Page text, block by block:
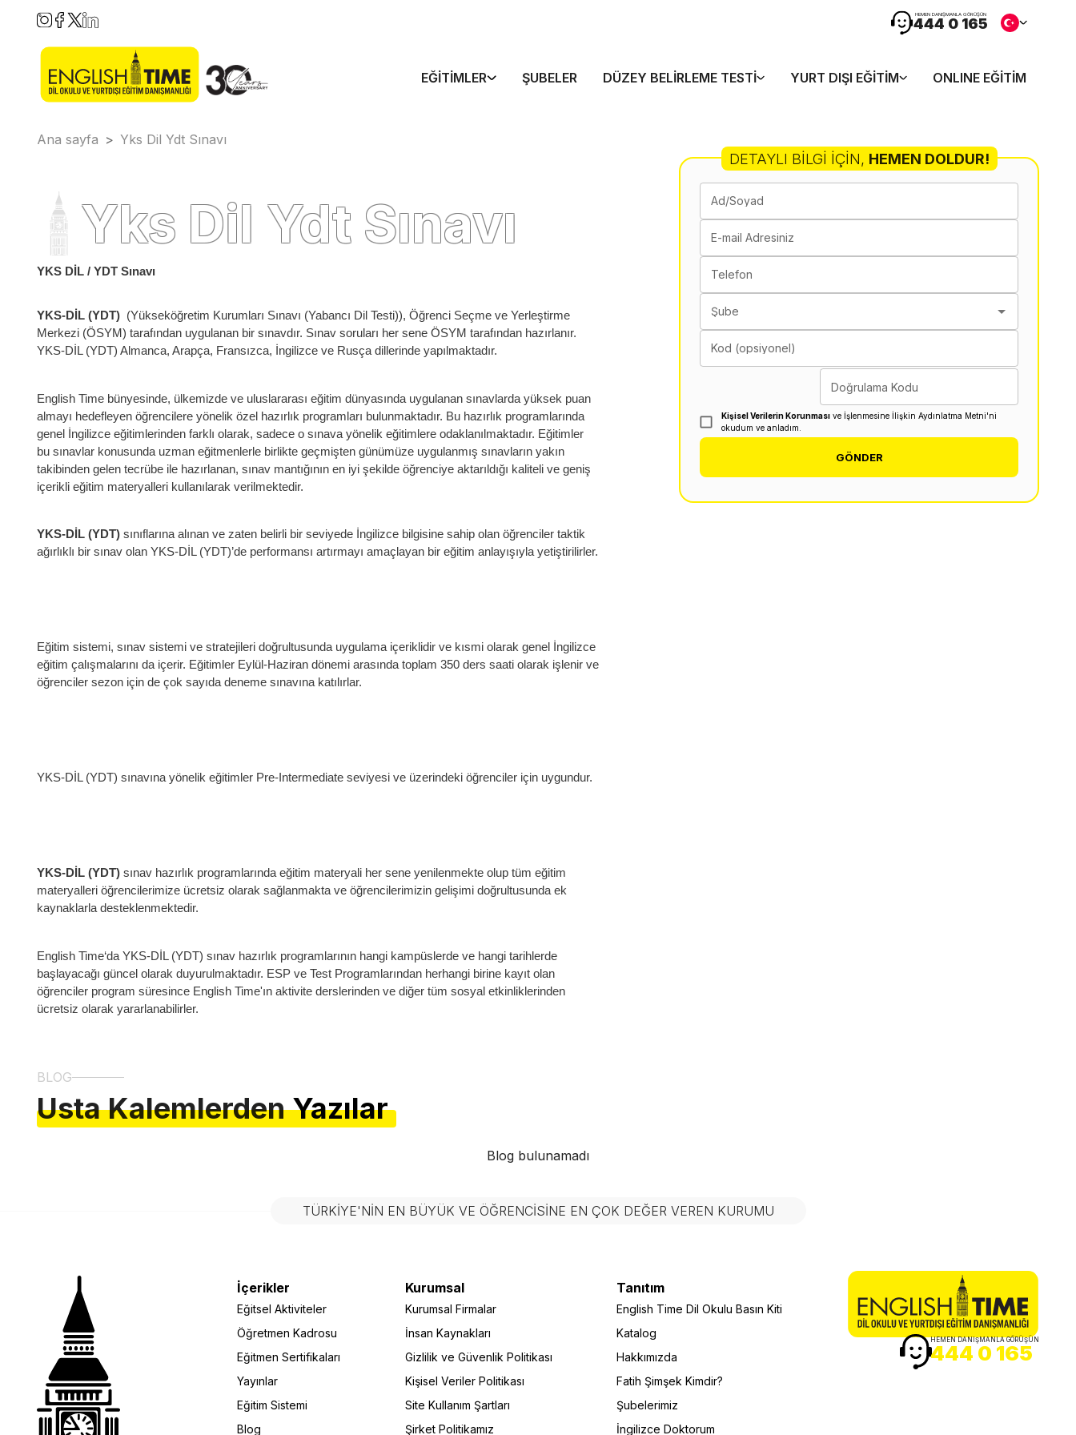
HEMEN DANIŞMANLA GÖRÜŞÜN
444 0 165
EĞITIMLER ŞUBELER DÜZEY BELIRLEME TESTI YURT DIŞI EĞITIM ONLINE EĞITIM
Ana sayfa > Yks Dil Ydt Sınavı
Yks Dil Ydt Sınavı
YKS DİL / YDT Sınavı
YKS-DİL (YDT) (Yükseköğretim Kurumları Sınavı (Yabancı Dil Testi)), Öğrenci Seçme ve Yerleştirme
Merkezi (ÖSYM) tarafından uygulanan bir sınavdır. Sınav soruları her sene ÖSYM tarafından hazırlanır.
YKS-DİL (YDT) Almanca, Arapça, Fransızca, İngilizce ve Rusça dillerinde yapılmaktadır.
English Time bünyesinde, ülkemizde ve uluslararası eğitim dünyasında uygulanan sınavlarda yüksek puan
almayı hedefleyen öğrencilere yönelik özel hazırlık programları bulunmaktadır. Bu hazırlık programlarında
genel İngilizce eğitimlerinden farklı olarak, sadece o sınava yönelik eğitimlere odaklanılmaktadır. Eğitimler
bu sınavlar konusunda uzman eğitmenlerle birlikte geçmişten günümüze uygulanmış sınavların yakın
takibinden gelen tecrübe ile hazırlanan, sınav mantığının en iyi şekilde öğrenciye aktarıldığı kaliteli ve geniş
içerikli eğitim materyalleri kullanılarak verilmektedir.
YKS-DİL (YDT) sınıflarına alınan ve zaten belirli bir seviyede İngilizce bilgisine sahip olan öğrenciler taktik
ağırlıklı bir sınav olan YKS-DİL (YDT)’de performansı artırmayı amaçlayan bir eğitim anlayışıyla yetiştirilirler.
Eğitim sistemi, sınav sistemi ve stratejileri doğrultusunda uygulama içeriklidir ve kısmi olarak genel İngilizce
eğitim çalışmalarını da içerir. Eğitimler Eylül-Haziran dönemi arasında toplam 350 ders saati olarak işlenir ve
öğrenciler sezon için de çok sayıda deneme sınavına katılırlar.
YKS-DİL (YDT) sınavına yönelik eğitimler Pre-Intermediate seviyesi ve üzerindeki öğrenciler için uygundur.
YKS-DİL (YDT) sınav hazırlık programlarında eğitim materyali her sene yenilenmekte olup tüm eğitim
materyalleri öğrencilerimize ücretsiz olarak sağlanmakta ve öğrencilerimizin gelişimi doğrultusunda ek
kaynaklarla desteklenmektedir.
English Time‘da YKS-DİL (YDT) sınav hazırlık programlarının hangi kampüslerde ve hangi tarihlerde
başlayacağı güncel olarak duyurulmaktadır. ESP ve Test Programlarından herhangi birine kayıt olan
öğrenciler program süresince English Time'ın aktivite derslerinden ve diğer tüm sosyal etkinliklerinden
ücretsiz olarak yararlanabilirler.
DETAYLI BILGI İÇIN, HEMEN DOLDUR!
Ad/Soyad
E-mail Adresiniz
Telefon
Şube
Kod (opsiyonel)
Doğrulama Kodu
Kişisel Verilerin Korunması ve İşlenmesine İlişkin Aydınlatma Metni'ni
okudum ve anladım.
GÖNDER
BLOG
Usta Kalemlerden Yazılar
Blog bulunamadı
TÜRKIYE'NIN EN BÜYÜK VE ÖĞRENCISINE EN ÇOK DEĞER VEREN KURUMU
İçerikler
Eğitsel Aktiviteler
Öğretmen Kadrosu
Eğitmen Sertifikaları
Yayınlar
Eğitim Sistemi
Blog
Kurumsal
Kurumsal Firmalar
İnsan Kaynakları
Gizlilik ve Güvenlik Politikası
Kişisel Veriler Politikası
Site Kullanım Şartları
Şirket Politikamız
Tanıtım
English Time Dil Okulu Basın Kiti
Katalog
Hakkımızda
Fatih Şimşek Kimdir?
Şubelerimiz
İngilizce Doktorum
HEMEN DANIŞMANLA GÖRÜŞÜN
444 0 165